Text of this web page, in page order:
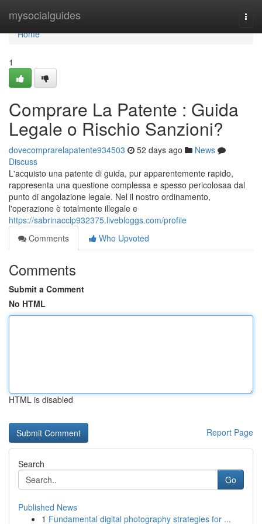
mysocialguides
Home
Home
1
Comprare La Patente : Guida
Legale o Rischio Sanzioni?
dovecomprarelapatente934503 52 days ago
News
Discuss
L'acquisto una patente di guida, pur apparentemente rapido,
rappresenta una questione complessa e spesso pericolosaa dal
punto di angolazione legale. Nel il nostro ordinamento,
l'operazione è totalmente illegale e
https://sabrinacclp932375.livebloggs.com/profile
Comments
Who Upvoted
Comments
Submit a Comment
No HTML
HTML is disabled
Report Page
Search
Go
Published News
1 Fundamental digital photography strategies for ...